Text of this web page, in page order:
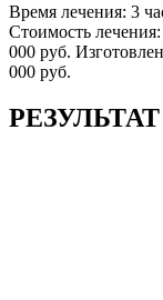
Время лечения: 3
Стоимость
000 руб.
000 руб.